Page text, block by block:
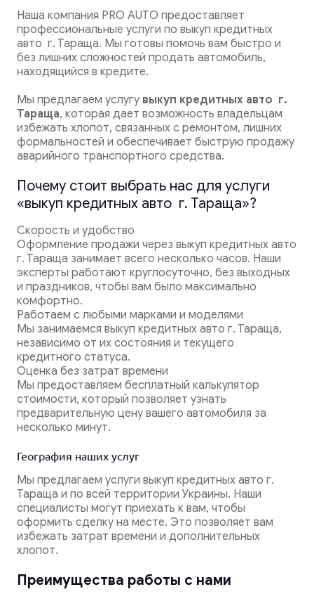
Наша компания PRO AUTO предоставляет
профессиональные услуги по выкуп кредитных
авто г. Тараща. Мы готовы помочь вам быстро и
без лишних сложностей продать автомобиль,
находящийся в кредите.
Мы предлагаем услугу выкуп кредитных авто г.
Тараща, которая дает возможность владельцам
избежать хлопот, связанных с ремонтом, лишних
формальностей и обеспечивает быструю продажу
аварийного транспортного средства.
Почему стоит выбрать нас для услуги
«выкуп кредитных авто г. Тараща»?
Скорость и удобство
Оформление продажи через выкуп кредитных авто
г. Тараща занимает всего несколько часов. Наши
эксперты работают круглосуточно, без выходных
и праздников, чтобы вам было максимально
комфортно.
Работаем с любыми марками и моделями
Мы занимаемся выкуп кредитных авто г. Тараща,
независимо от их состояния и текущего
кредитного статуса.
Оценка без затрат времени
Мы предоставляем бесплатный калькулятор
стоимости, который позволяет узнать
предварительную цену вашего автомобиля за
несколько минут.
География наших услуг
Мы предлагаем услуги выкуп кредитных авто г.
Тараща и по всей территории Украины. Наши
специалисты могут приехать к вам, чтобы
оформить сделку на месте. Это позволяет вам
избежать затрат времени и дополнительных
хлопот.
Преимущества работы с нами